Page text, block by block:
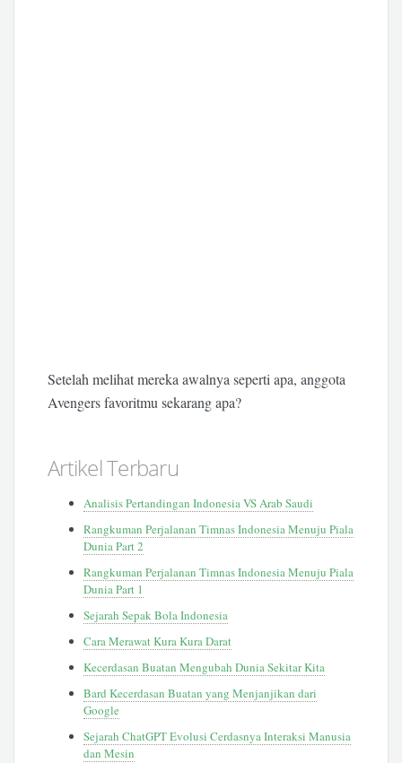
Setelah melihat mereka awalnya seperti apa, anggota
Avengers favoritmu sekarang apa?
Artikel Terbaru
Analisis Pertandingan Indonesia VS Arab Saudi
Rangkuman Perjalanan Timnas Indonesia Menuju Piala
Dunia Part 2
Rangkuman Perjalanan Timnas Indonesia Menuju Piala
Dunia Part 1
Sejarah Sepak Bola Indonesia
Cara Merawat Kura Kura Darat
Kecerdasan Buatan Mengubah Dunia Sekitar Kita
Bard Kecerdasan Buatan yang Menjanjikan dari
Google
Sejarah ChatGPT Evolusi Cerdasnya Interaksi Manusia
dan Mesin